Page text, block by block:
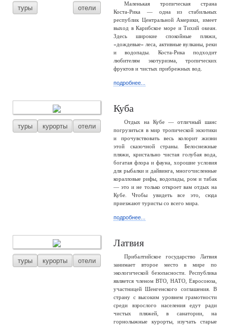
туры отели
Маленькая тропическая страна
Коста-Рика — одна из стабильных
республик Центральной Америки, имеет
выход в Карибское море и Тихий океан.
Здесь широкие спокойные пляжи,
«дождевые» леса, активные вулканы, реки
и водопады. Коста-Рика подходит
любителям экотуризма, тропических
фруктов и чистых прибрежных вод.
подробнее...
туры курорты отели
Куба
Отдых на Кубе — отличный шанс
погрузиться в мир тропической экзотики
и прочувствовать весь колорит жизни
этой сказочной страны. Белоснежные
пляжи, кристально чистая голубая вода,
богатая флора и фауна, хорошие условия
для рыбалки и дайвинга, многочисленные
коралловые рифы, водопады, ром и табак
— это и не только откроет вам отдых на
Кубе. Чтобы увидеть все это, сюда
приезжают туристы со всего мира.
подробнее...
туры курорты отели
Латвия
Прибалтийское государство Латвия
занимает второе место в мире по
экологической безопасности. Республика
является членом ВТО, НАТО, Евросоюза,
участницей Шенгенского соглашения. В
страну с высоким уровнем грамотности
среди взрослого населения едут ради
чистых пляжей, в санатории, на
горнолыжные курорты, изучать старые